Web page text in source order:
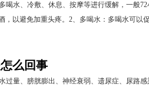
喝水、冷敷、休息、按摩等进行缓解，一般
，以避免加重头疼。2、多喝水：多喝水可以
么回事
过量、膀胱膨出、神经衰弱、遗尿症、尿路